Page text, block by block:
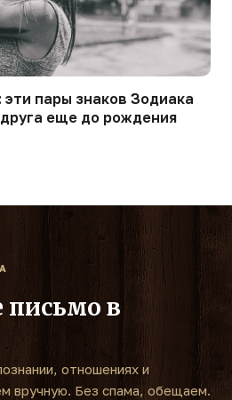
пары знаков Зодиака
еще до рождения
письмо в
отношениях и
вручную. Без спама, обещаем.